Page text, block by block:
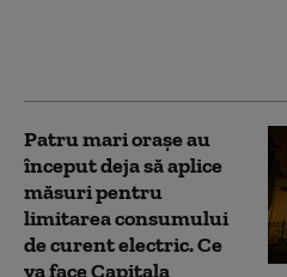
Patru mari orașe au
început deja să aplice
măsuri pentru
limitarea consumului
de curent electric. Ce
va face Capitala